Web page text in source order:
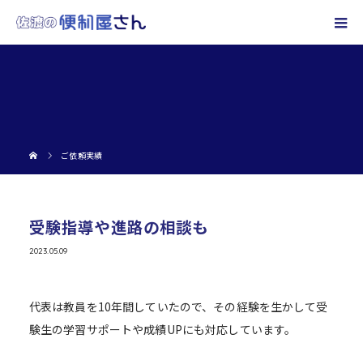
ご依頼実績
受験指導や進路の相談も
2023.05.09
代表は教員を10年間していたので、その経験を生かして受
験生の学習サポートや成績UPにも対応しています。